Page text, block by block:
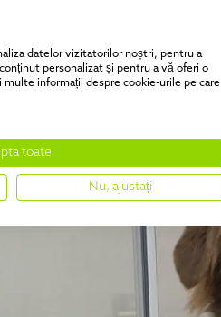
datelor vizitatorilor noștri, pentru a
personalizat și pentru a vă oferi o
informații despre cookie-urile pe care
toate
Nu, ajustați